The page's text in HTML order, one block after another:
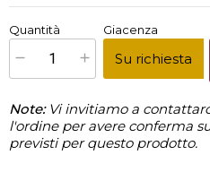
x1 Prezzo finale:€29,00
Quantità Giacenza
Su richiesta
Note: Vi invitiamo a
l'ordine per avere conferma
previsti per questo prodotto.